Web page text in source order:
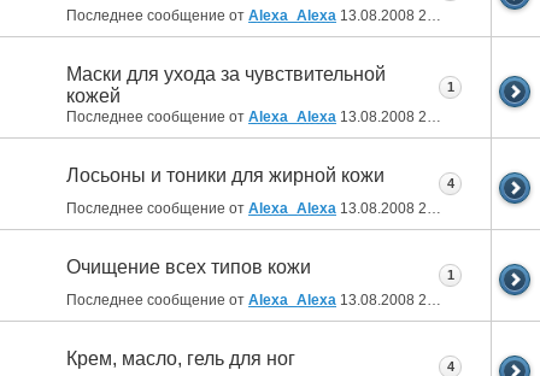
Последнее сообщение от Alexa_Alexa 13.08.2008 21:39
Маски для ухода за чувствительной
кожей
Последнее сообщение от Alexa_Alexa 13.08.2008 21:38
1
Лосьоны и тоники для жирной кожи
Последнее сообщение от Alexa_Alexa 13.08.2008 21:21
4
Очищение всех типов кожи
Последнее сообщение от Alexa_Alexa 13.08.2008 21:19
1
Крем, масло, гель для ног 4